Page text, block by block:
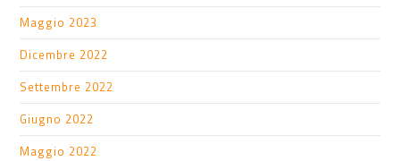
Maggio 2023
Dicembre 2022
Settembre 2022
Giugno 2022
Maggio 2022